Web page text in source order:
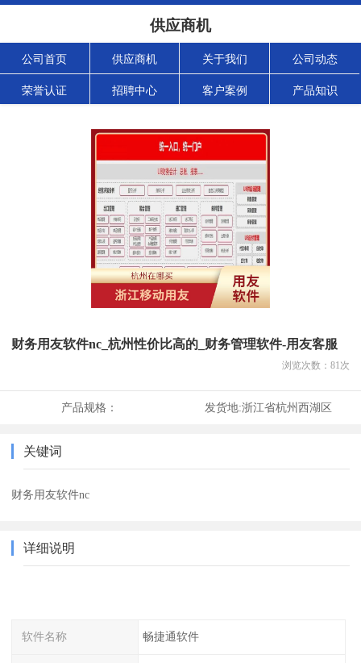
供应商机
公司首页 供应商机 关于我们 公司动态
荣誉认证 招聘中心 客户案例 产品知识
财务用友软件nc_杭州性价比高的_财务管理软件-用友客服
浏览次数： 81次
产品规格： 发货地:浙江省杭州西湖区
关键词
财务用友软件nc
详细说明
软件名称 畅捷通软件